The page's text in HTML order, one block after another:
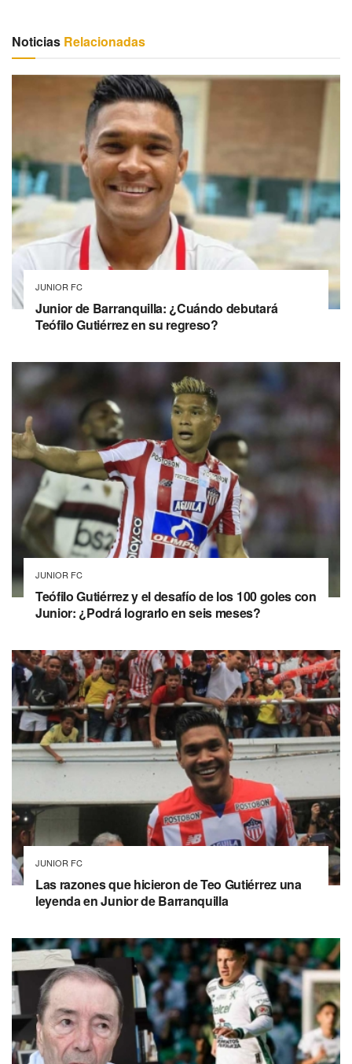
Noticias Relacionadas
JUNIOR FC
Junior de Barranquilla: ¿Cuándo debutará
Teófilo Gutiérrez en su regreso?
JUNIOR FC
Teófilo Gutiérrez y el desafío de los 100 goles con
Junior: ¿Podrá lograrlo en seis meses?
JUNIOR FC
Las razones que hicieron de Teo Gutiérrez una
leyenda en Junior de Barranquilla